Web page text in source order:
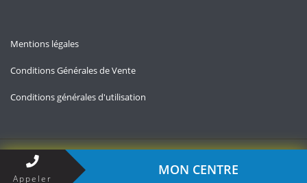
Mentions légales
Conditions Générales de Vente
Conditions générales d'utilisation
Copyright © 2026 — Contact-impots.fr
Appeler
MON CENTRE